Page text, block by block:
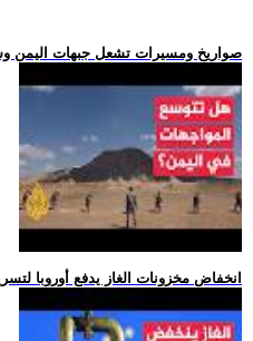
.. صواريخ ومسيرات تشعل جبهات
.. انخفاض مخزونات الغاز يدفع أوروبا